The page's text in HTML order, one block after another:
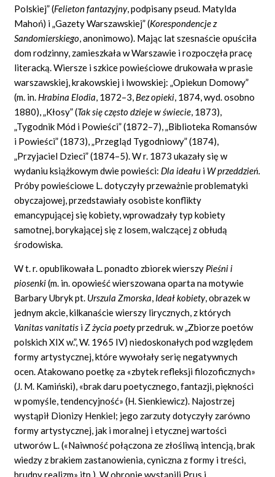
Polskiej” (Felieton fantazyjny,podpisany pseud. Matylda
Mahoń) i „Gazety Warszawskiej” (Korespondencje z
Sandomierskiego, anonimowo). Mając lat szesnaście opuściła
dom rodzinny, zamieszkała w Warszawie i rozpoczęła pracę
literacką. Wiersze i szkice powieściowe drukowała w prasie
warszawskiej, krakowskiej i lwowskiej: „Opiekun Domowy”
(m. in. Hrabina Elodia, 1872–3, Bez opieki, 1874, wyd. osobno
1880), „Kłosy” (Tak się często dzieje w świecie, 1873),
„Tygodnik Mód i Powieści” (1872–7), „Biblioteka Romansów
i Powieści” (1873), „Przegląd Tygodniowy” (1874),
„Przyjaciel Dzieci” (1874–5). W r. 1873 ukazały się w
wydaniu książkowym dwie powieści: Dla ideału i W przeddzień.
Próby powieściowe L. dotyczyły przeważnie problematyki
obyczajowej, przedstawiały osobiste konflikty
emancypującej się kobiety, wprowadzały typ kobiety
samotnej, borykającej się z losem, walczącej z obłudą
środowiska.
W t. r. opublikowała L. ponadto zbiorek wierszy Pieśni i
piosenki(m. in. opowieść wierszowana oparta na motywie
Barbary Ubryk pt. Urszula Zmorska, Ideał kobiety,obrazek w
jednym akcie, kilkanaście wierszy lirycznych, z których
Vanitas vanitatis iZ życia poetyprzedruk. w „Zbiorze poetów
polskich XIX w.”, W. 1965 IV) niedoskonałych pod względem
formy artystycznej, które wywołały serię negatywnych
ocen. Atakowano poetkę za «zbytek refleksji filozoficznych»
(J. M. Kamiński), «brak daru poetycznego, fantazji, piękności
w pomyśle, tendencyjność» (H. Sienkiewicz). Najostrzej
wystąpił Dionizy Henkiel; jego zarzuty dotyczyły zarówno
formy artystycznej, jak i moralnej i etycznej wartości
utworów L. («Naiwność połączona ze złośliwą intencją, brak
wiedzy z brakiem zastanowienia, cyniczna z formy i treści,
brudny realizm» itp.). W obronie wystąpili Prus i